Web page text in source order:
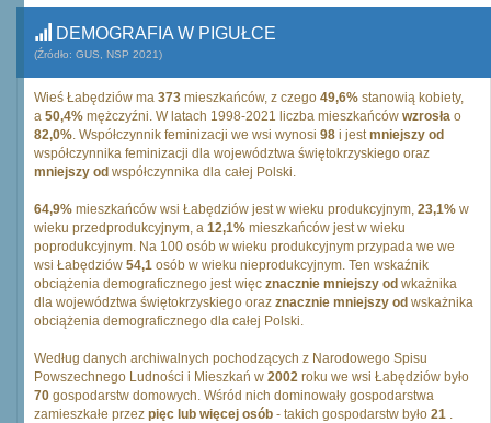
DEMOGRAFIA W PIGUŁCE
(Źródło: GUS, NSP 2021)
Wieś Łabędziów ma 373 mieszkańców, z czego 49,6% stanowią kobiety,
a 50,4% mężczyźni. W latach 1998-2021 liczba mieszkańców wzrosła o
82,0%. Współczynnik feminizacji we wsi wynosi 98 i jestmniejszy od
współczynnika feminizacji dla województwa świętokrzyskiego oraz
mniejszy od współczynnika dla całej Polski.
64,9% mieszkańców wsi Łabędziów jest w wieku produkcyjnym, 23,1% w
wieku przedprodukcyjnym, a 12,1% mieszkańców jest w wieku
poprodukcyjnym. Na 100 osób w wieku produkcyjnym przypada we we
wsi Łabędziów 54,1 osób w wieku nieprodukcyjnym. Ten wskaźnik
obciążenia demograficznego jest więc znacznie mniejszy od wkażnika
dla województwa świętokrzyskiego oraz znacznie mniejszy od wskażnika
obciążenia demograficznego dla całej Polski.
Według danych archiwalnych pochodzących z Narodowego Spisu
Powszechnego Ludności i Mieszkań w 2002 roku we wsi Łabędziów było
70 gospodarstw domowych. Wśród nich dominowały gospodarstwa
zamieszkałe przez pięc lub więcej osób - takich gospodarstw było 21 .